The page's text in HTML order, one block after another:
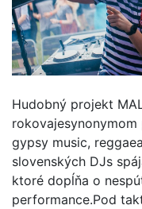
Hudobný projekt
rokovajesynonymom
gypsy music, reggaea
slovenských DJs
ktoré dopĺňa o
performance.Pod